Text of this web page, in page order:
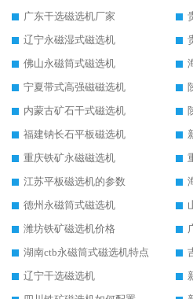
广东干选磁选机厂家
辽宁永磁湿式磁选机
佛山永磁筒式磁选机
宁夏带式高强磁磁选机
内蒙古矿石干式磁选机
福建钠长石平板磁选机
重庆铁矿永磁磁选机
江苏平板磁选机的参数
德州永磁筒式磁选机
潍坊铁矿磁选机价格
湖南ctb永磁筒式磁选机特点
辽宁干选磁选机